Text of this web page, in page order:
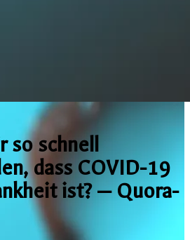
so schnell
dass COVID-19
ist? — Quora-